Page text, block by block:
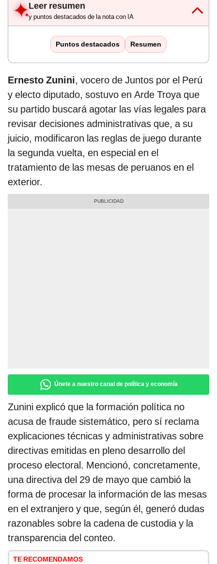
Leer resumen
y puntos destacados de la nota con IA
Puntos destacados Resumen
Ernesto Zunini, vocero de Juntos por el Perú
y electo diputado, sostuvo en Arde Troya que
su partido buscará agotar las vías legales para
revisar decisiones administrativas que, a su
juicio, modificaron las reglas de juego durante
la segunda vuelta, en especial en el
tratamiento de las mesas de peruanos en el
exterior.
Únete a nuestro canal de política y economía
Zunini explicó que la formación política no
acusa de fraude sistemático, pero sí reclama
explicaciones técnicas y administrativas sobre
directivas emitidas en pleno desarrollo del
proceso electoral. Mencionó, concretamente,
una directiva del 29 de mayo que cambió la
forma de procesar la información de las mesas
en el extranjero y que, según él, generó dudas
razonables sobre la cadena de custodia y la
transparencia del conteo.
TE RECOMENDAMOS